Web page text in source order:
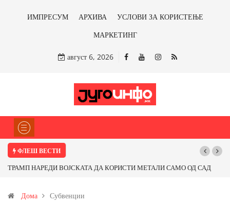
ИМПРЕСУМ АРХИВА
УСЛОВИ ЗА КОРИСТЕЊЕ
МАРКЕТИНГ
август 6, 2026
ФЛЕШ ВЕСТИ
Почнува реконструкцијата на улицата „5-ти Ноември“ во Струмица
Дома Субвенции